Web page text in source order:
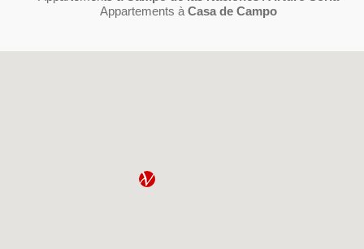
Appartements à Casa de Campo